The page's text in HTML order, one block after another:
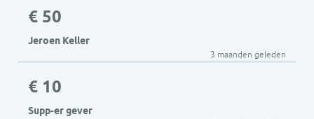
€ 50
Jeroen Keller
3 maanden geleden
€ 10
Supp-er gever